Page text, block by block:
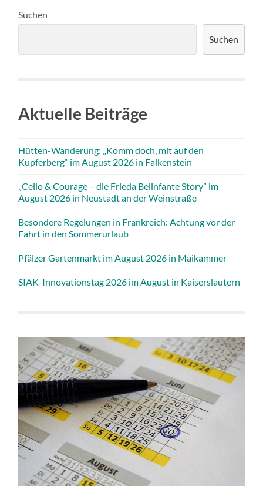
Suchen
Suchen
Aktuelle Beiträge
Hütten-Wanderung: „Komm doch, mit auf den
Kupferberg“ im August 2026 in Falkenstein
„Cello & Courage – die Frieda Belinfante Story” im
August 2026 in Neustadt an der Weinstraße
Besondere Regelungen in Frankreich: Achtung vor der
Fahrt in den Sommerurlaub
Pfälzer Gartenmarkt im August 2026 in Maikammer
SIAK-Innovationstag 2026 im August in Kaiserslautern